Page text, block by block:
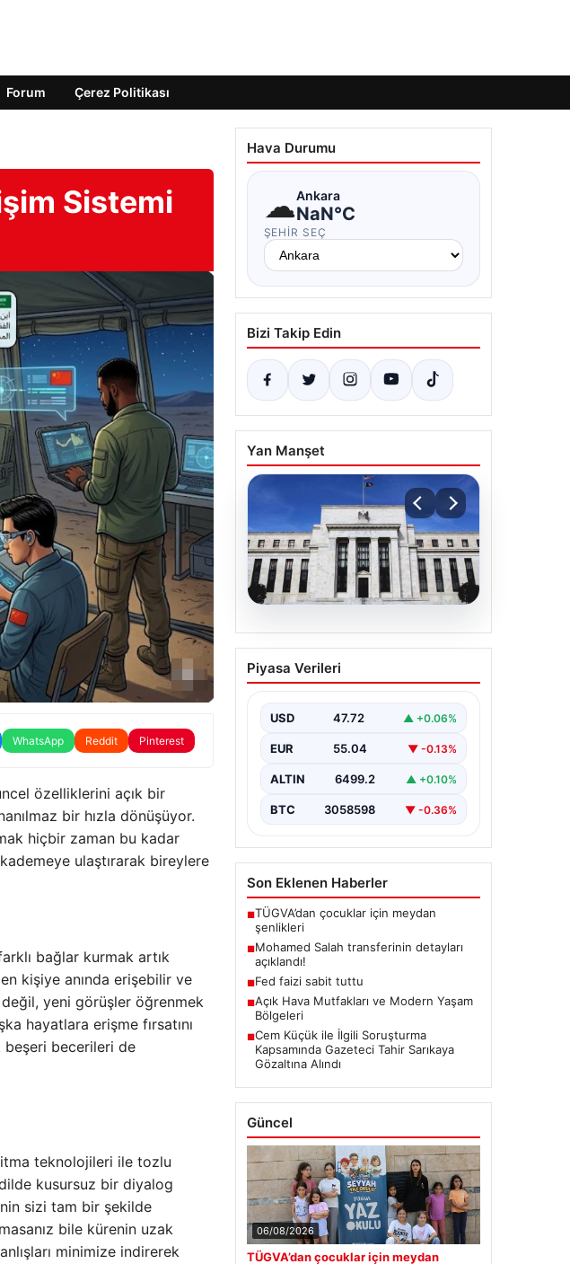
Forum Çerez Politikası
Sistemi
WhatsApp Reddit Pinterest
özelliklerini açık bir
bir hızla dönüşüyor.
hiçbir zaman bu kadar
ulaştırarak bireylere
bağlar kurmak artık
kişiye anında erişebilir ve
yeni görüşler öğrenmek
hayatlara erişme fırsatını
beşeri becerileri de
teknolojileri ile tozlu
kusursuz bir diyalog
sizi tam bir şekilde
bile kürenin uzak
minimize indirerek
Hava Durumu
☁Ankara
NaN°C
ŞEHIR SEÇ
Bizi Takip Edin
Yan Manşet
04.08.2026
Fed faizi sabit tuttu
Piyasa Verileri
USD 47.72 ▲ +0.06%
EUR 55.04 ▼ -0.13%
ALTIN 6499.2 ▲ +0.10%
BTC 3058598 ▼ -0.36%
Son Eklenen Haberler
■TÜGVA’dan çocuklar için meydan
şenlikleri
■Mohamed Salah transferinin detayları
açıklandı!
■Fed faizi sabit tuttu
■Açık Hava Mutfakları ve Modern Yaşam
Bölgeleri
■Cem Küçük ile İlgili Soruşturma
Kapsamında Gazeteci Tahir Sarıkaya
Gözaltına Alındı
Güncel
06/08/2026
TÜGVA’dan çocuklar için meydan